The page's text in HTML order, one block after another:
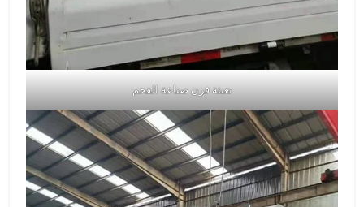
تعبئة فرن صناعة الفحم